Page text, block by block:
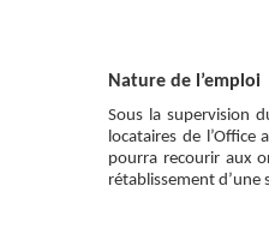
Nature de l’emploi
Sous la supervision
locataires de
pourra recourir aux
rétablissement d’une